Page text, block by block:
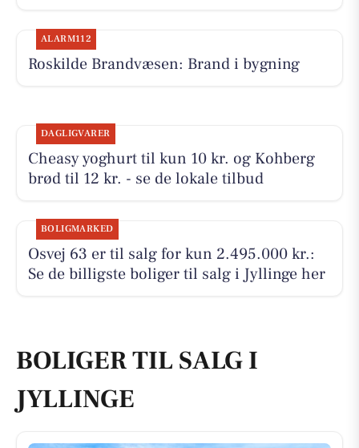
ALARM112
Roskilde Brandvæsen: Brand i bygning
DAGLIGVARER
Cheasy yoghurt til kun 10 kr. og Kohberg
brød til 12 kr. - se de lokale tilbud
BOLIGMARKED
Osvej 63 er til salg for kun 2.495.000 kr.:
Se de billigste boliger til salg i Jyllinge her
BOLIGER TIL SALG I
JYLLINGE